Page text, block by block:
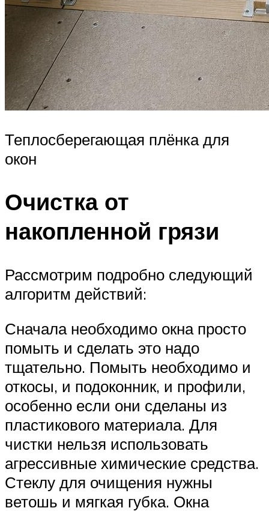
Теплосберегающая плёнка для
окон
Очистка от
накопленной грязи
Рассмотрим подробно следующий
алгоритм действий:
Сначала необходимо окна просто
помыть и сделать это надо
тщательно. Помыть необходимо и
откосы, и подоконник, и профили,
особенно если они сделаны из
пластикового материала. Для
чистки нельзя использовать
агрессивные химические средства.
Стеклу для очищения нужны
ветошь и мягкая губка. Окна